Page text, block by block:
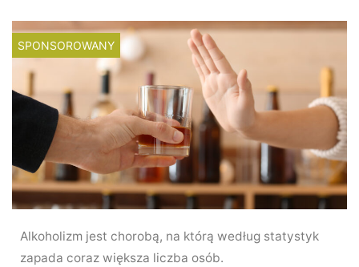
SPONSOROWANY
Alkoholizm jest chorobą, na którą według statystyk
zapada coraz większa liczba osób.